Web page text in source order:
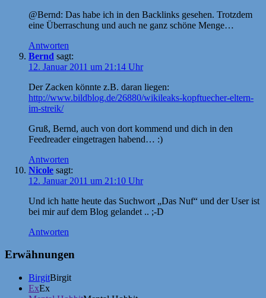
@Bernd: Das habe ich in den Backlinks gesehen. Trotzdem
eine Überraschung und auch ne ganz schöne Menge…
Antworten
Bernd sagt:
12. Januar 2011 um 21:14 Uhr
Der Zacken könnte z.B. daran liegen:
http://www.bildblog.de/26880/wikileaks-kopftuecher-eltern-
im-streik/
Gruß, Bernd, auch von dort kommend und dich in den
Feedreader eingetragen habend… :)
Antworten
Nicole sagt:
12. Januar 2011 um 21:10 Uhr
Und ich hatte heute das Suchwort „Das Nuf“ und der User ist
bei mir auf dem Blog gelandet .. ;-D
Antworten
Erwähnungen
BirgitBirgit
ExEx